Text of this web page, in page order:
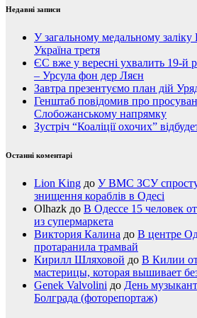
Недавні записи
У загальному медальному заліку
Україна третя
ЄС вже у вересні ухвалить 19-й
– Урсула фон дер Ляєн
Завтра презентуємо план дій
Генштаб повідомив про
Слобожанському напрямку
Зустріч “Коаліції охочих”
Останні коментарі
Lion King до У ВМС ЗСУ
знищення кораблів в Одесі
Olhazk до В Одессе 15 человек
из супермаркета
Виктория Калина до В центре
протаранила трамвай
Кирилл Шляховой до В Килии
мастерицы, которая вышивает
Genek Valvolini до День
Болграда (фоторепортаж)